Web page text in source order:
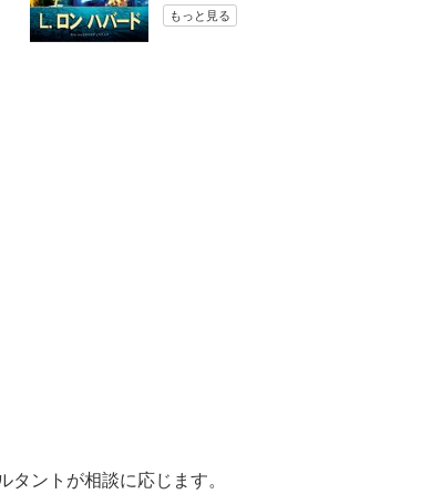
広報活動の基礎 もっと見る
タントが相談に応じます。